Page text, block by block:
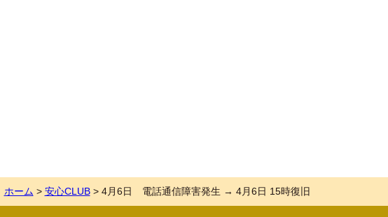
ホーム > 安心CLUB> 4月6日 電話通信障害発生 → 4月6日 15時復旧